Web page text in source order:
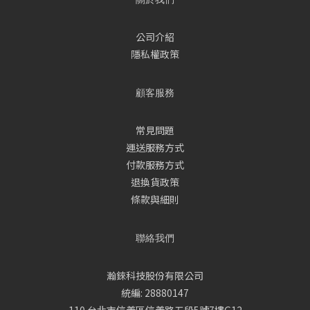
公司介紹
隱私權政策
顧客服務
常見問題
運送服務方式
付款服務方式
退換貨政策
條款與細則
聯絡我們
瀚錸科技股份有限公司
統編: 28880147